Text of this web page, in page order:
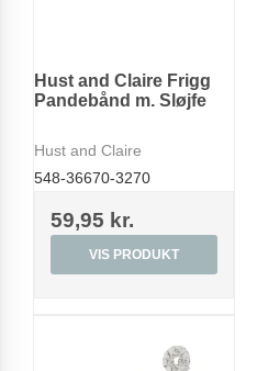
Hust and Claire Frigg
Pandebånd m. Sløjfe
Hust and Claire
548-36670-3270
59,95 kr.
VIS PRODUKT